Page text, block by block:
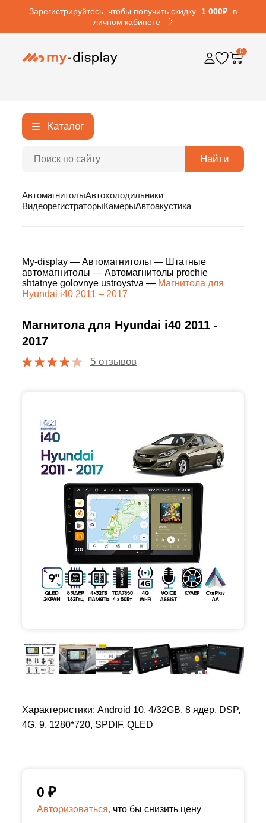
Зарегистрируйтесь, чтобы получить скидку 1 000₽
в
личном кабинете
0
Каталог
Найти
АвтомагнитолыАвтохолодильники
ВидеорегистраторыКамерыАвтоакустика
My-display — Автомагнитолы — Штатные
автомагнитолы — Автомагнитолы prochie
shtatnye golovnye ustroystva — Магнитола для
Hyundai i40 2011 – 2017
Магнитола для Hyundai i40 2011 -
2017
5 отзывов
Характеристики: Android 10, 4/32GB, 8 ядер, DSP,
4G, 9, 1280*720, SPDIF, QLED
0 ₽
Авторизоваться, что бы снизить цену